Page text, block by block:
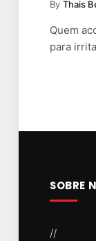
By Thais
Quem
para
SOBRE
//